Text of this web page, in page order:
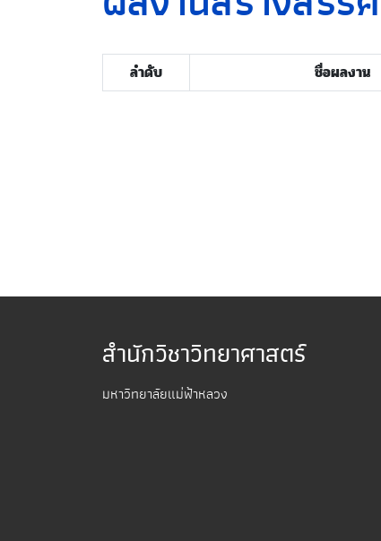
ลำดับ ชื่อผลงาน
สำนักวิชาวิทยาศาสตร์
มหาวิทยาลัยแม่ฟ้าหลวง